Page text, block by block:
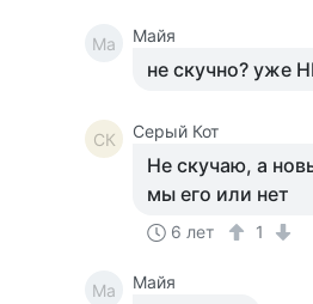
Ма Майя
не скучно? уже
СК Серый Кот
Не скучаю, а
мы его или нет
6 лет 1
Ма Майя